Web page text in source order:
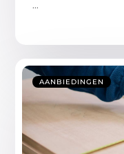
...
AANBIEDINGEN